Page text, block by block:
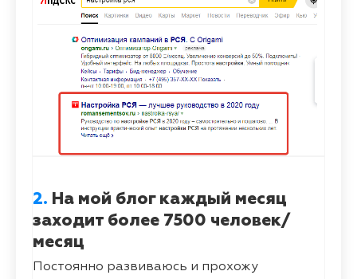
2. На мой блог каждый месяц
заходит более 7500 человек/
месяц
Постоянно развиваюсь и прохожу